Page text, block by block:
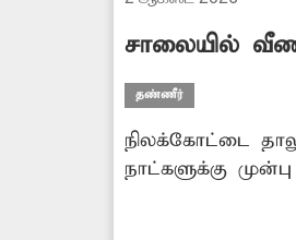
சாலையில்
தண்ணீர்
நிலக்கோட்டை
நாட்களுக்கு
வீணாகிறது.
குழாய்